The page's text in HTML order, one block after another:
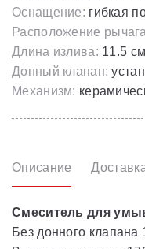
Оснащение: гибкая
Расположение
Длина излива: 11.5 см
Донный клапан:
Механизм:
Описание
Смеситель для
Без донного клапана